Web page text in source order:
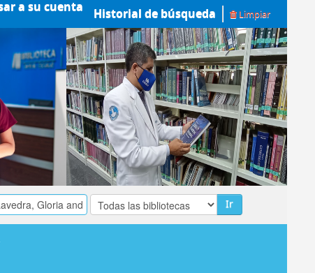
a su cuenta Historial de búsqueda Limpiar
Ir